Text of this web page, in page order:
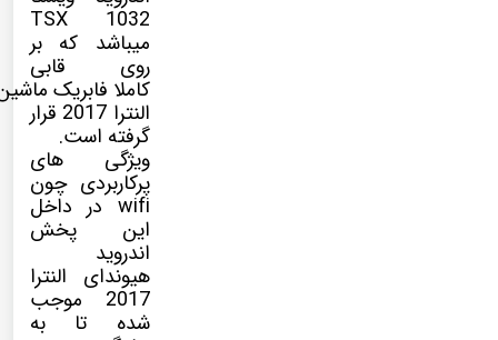
TSX 1032
میباشد که بر
روی قابی
کاملا فابریک
النترا 2017 قرار
گرفته است.
ویژگی های
پرکاربردی چون
wifi در داخل
این پخش
اندروید
هیوندای النترا
2017 موجب
شده تا به